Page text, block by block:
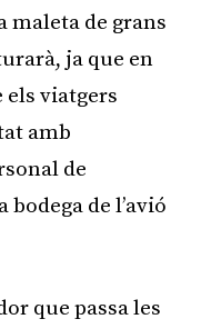
maleta de grans
ja que en
els viatgers
amb
de
de l’avió
que passa les